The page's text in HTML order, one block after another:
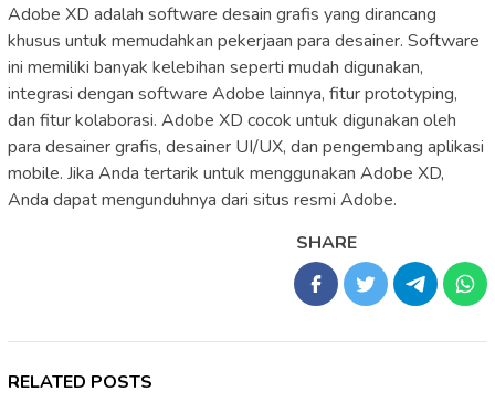
Adobe XD adalah software desain grafis yang dirancang
khusus untuk memudahkan pekerjaan para desainer. Software
ini memiliki banyak kelebihan seperti mudah digunakan,
integrasi dengan software Adobe lainnya, fitur prototyping,
dan fitur kolaborasi. Adobe XD cocok untuk digunakan oleh
para desainer grafis, desainer UI/UX, dan pengembang aplikasi
mobile. Jika Anda tertarik untuk menggunakan Adobe XD,
Anda dapat mengunduhnya dari situs resmi Adobe.
SHARE
RELATED POSTS